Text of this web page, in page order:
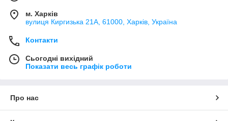
м. Харків
вулиця Киргизька 21А, 61000, Харків, Україна
Контакти
Сьогодні вихідний
Показати весь графік роботи
Про нас